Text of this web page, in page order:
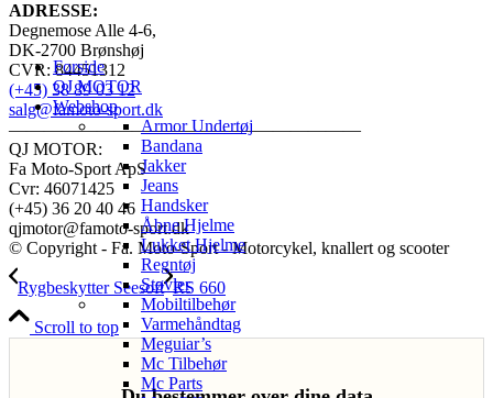
Forside
QJ MOTOR
Webshop
Armor Undertøj
Bandana
Jakker
Jeans
Handsker
Åbne Hjelme
Lukket Hjelme
Regntøj
Støvler
Mobiltilbehør
Varmehåndtag
Meguiar’s
Mc Tilbehør
Mc Parts
ADRESSE:
Degnemose Alle 4-6,
DK-2700 Brønshøj
CVR: 84451312
(+45) 38 89 03 12
salg@famoto-sport.dk
————————————————————
QJ MOTOR:
Fa Moto-Sport ApS
Cvr: 46071425
(+45) 36 20 40 46
qjmotor@famoto-sport.dk
© Copyright - Fa. Moto-Sport - Motorcykel, knallert og scooter
Rygbeskytter Seesoft RS 660
Scroll to top